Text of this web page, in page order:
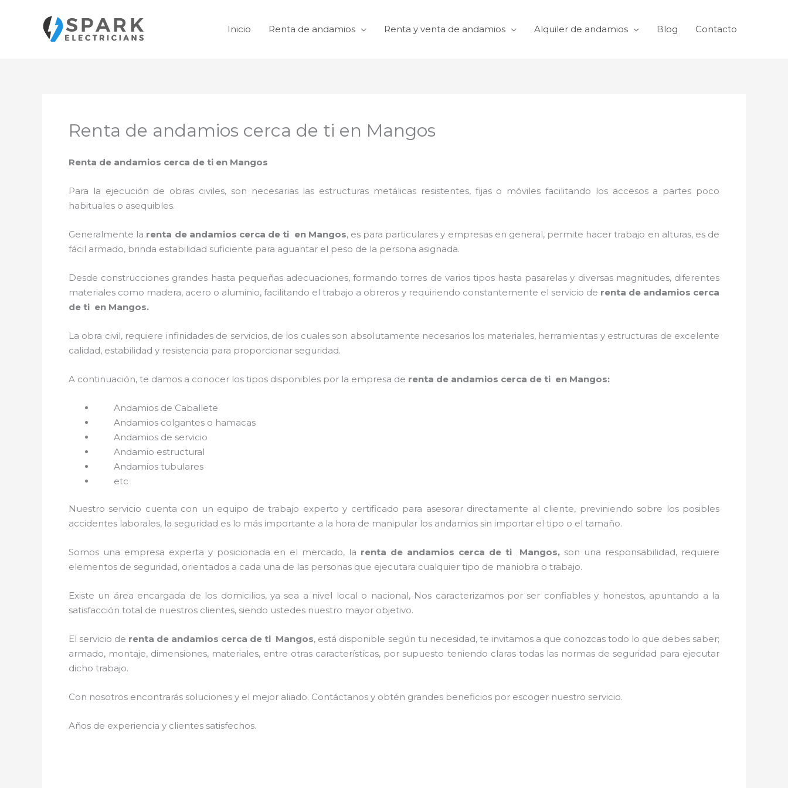
contenido
Inicio Renta de andamios Renta y venta de andamios Alquiler de andamios Blog Contacto
Renta de andamios cerca de ti en Mangos
Renta de andamios cerca de ti en Mangos
Para la ejecución de obras civiles, son necesarias las estructuras metálicas resistentes, fijas o móviles facilitando los accesos a partes poco
habituales o asequibles.
Generalmente la renta de andamios cerca de ti en Mangos, es para particulares y empresas en general, permite hacer trabajo en alturas, es de
fácil armado, brinda estabilidad suficiente para aguantar el peso de la persona asignada.
Desde construcciones grandes hasta pequeñas adecuaciones, formando torres de varios tipos hasta pasarelas y diversas magnitudes, diferentes
materiales como madera, acero o aluminio, facilitando el trabajo a obreros y requiriendo constantemente el servicio de renta de andamios cerca
de ti en Mangos.
La obra civil, requiere infinidades de servicios, de los cuales son absolutamente necesarios los materiales, herramientas y estructuras de excelente
calidad, estabilidad y resistencia para proporcionar seguridad.
A continuación, te damos a conocer los tipos disponibles por la empresa de renta de andamios cerca de ti en Mangos:
Andamios de Caballete
Andamios colgantes o hamacas
Andamios de servicio
Andamio estructural
Andamios tubulares
etc
Nuestro servicio cuenta con un equipo de trabajo experto y certificado para asesorar directamente al cliente, previniendo sobre los posibles
accidentes laborales, la seguridad es lo más importante a la hora de manipular los andamios sin importar el tipo o el tamaño.
Somos una empresa experta y posicionada en el mercado, la renta de andamios cerca de ti Mangos, son una responsabilidad, requiere
elementos de seguridad, orientados a cada una de las personas que ejecutara cualquier tipo de maniobra o trabajo.
Existe un área encargada de los domicilios, ya sea a nivel local o nacional, Nos caracterizamos por ser confiables y honestos, apuntando a la
satisfacción total de nuestros clientes, siendo ustedes nuestro mayor objetivo.
El servicio de renta de andamios cerca de ti Mangos, está disponible según tu necesidad, te invitamos a que conozcas todo lo que debes saber;
armado, montaje, dimensiones, materiales, entre otras características, por supuesto teniendo claras todas las normas de seguridad para ejecutar
dicho trabajo.
Con nosotros encontrarás soluciones y el mejor aliado. Contáctanos y obtén grandes beneficios por escoger nuestro servicio.
Años de experiencia y clientes satisfechos.